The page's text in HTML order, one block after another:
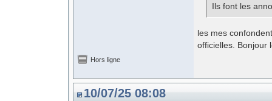
Ils font les
les mes
officielles. Bonjour
Hors ligne
10/07/25 08:08